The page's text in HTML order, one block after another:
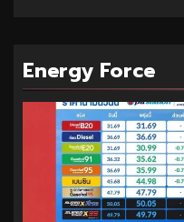
Energy Force